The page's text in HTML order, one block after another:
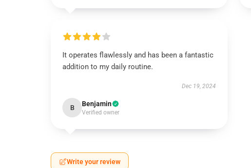
It operates flawlessly and has been a fantastic
addition to my daily routine.
Dec 19, 2024
B Benjamin
Verified owner
Write your review